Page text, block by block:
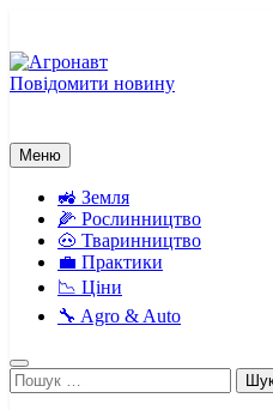
вмісту
Повідомити новину
Меню
🚜 Земля
🌽 Рослинництво
🐽 Тваринництво
💼 Практики
📉 Ціни
🔧 Agro & Auto
Пошук: